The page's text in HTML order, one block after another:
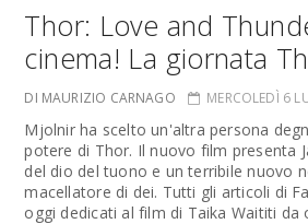
Thor: Love and
cinema! La giornata
DI MAURIZIO CARNAGO MERCOLEDÌ 6
Mjolnir ha scelto un'altra persona
potere di Thor. Il nuovo film presenta
del dio del tuono e un terribile nuovo
macellatore di dei. Tutti gli articoli di
oggi dedicati al film di Taika Waititi da